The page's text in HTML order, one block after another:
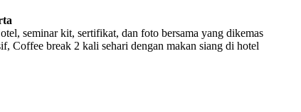
seminar kit, sertifikat, dan foto bersama yang dikemas
Coffee break 2 kali sehari dengan makan siang di hotel